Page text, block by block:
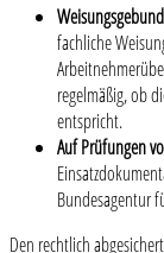
fachliche
regelmäßig, ob
entspricht.
Auf Prüfungen
Bundesagentur
Den rechtlich